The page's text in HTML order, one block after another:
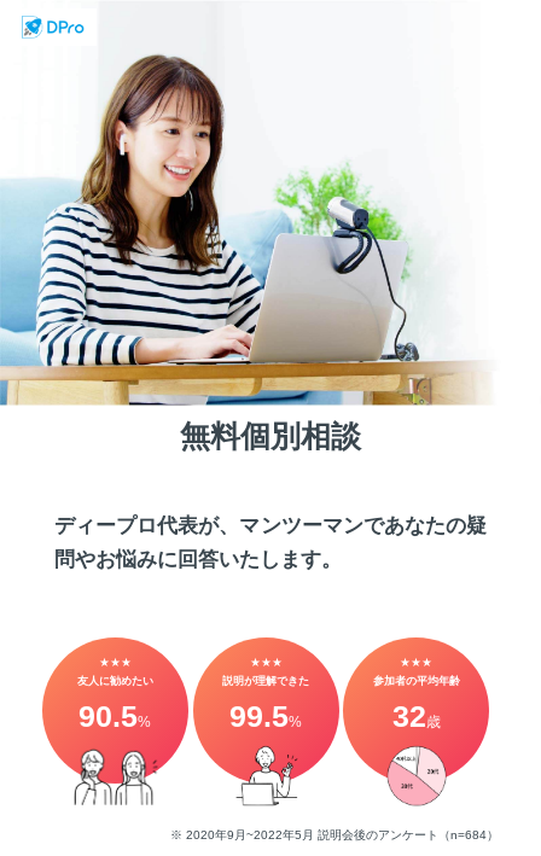
無料個別相談
ディープロ代表が、マンツーマンであなたの疑
問やお悩みに回答いたします。
★★★
友人に勧めたい
90.5%
★★★
説明が理解できた
99.5%
★★★
参加者の平均年齢
32歳
※ 2020年9月~2022年5月 説明会後のアンケート（n=684）